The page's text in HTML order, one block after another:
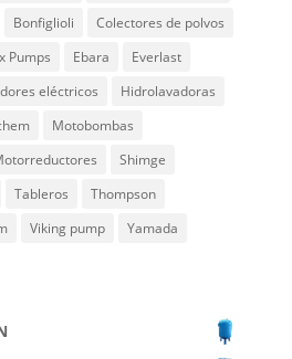
Bonfiglioli
Colectores de polvos
Pumps Ebara
Everlast
eléctricos
Hidrolavadoras
Motobombas
Shimge
Tableros
Thompson
Viking pump Yamada